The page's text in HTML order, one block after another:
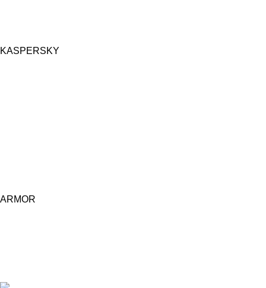
KASPERSKY
ARMOR